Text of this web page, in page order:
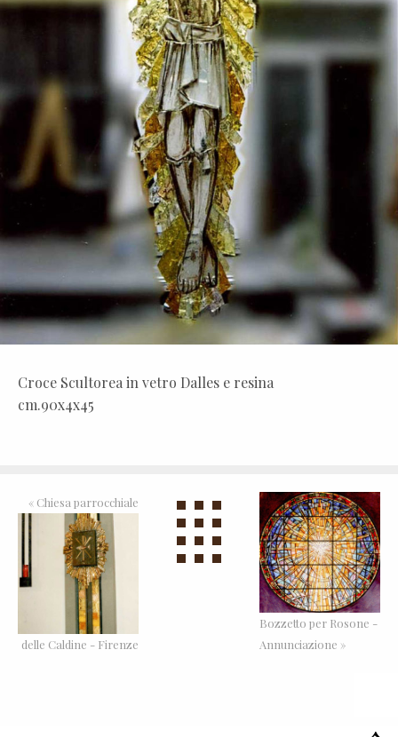
Croce Scultorea in vetro Dalles e resina
cm.90x4x45
« Chiesa parrocchiale
delle Caldine - Firenze
Bozzetto per Rosone -
Annunciazione »